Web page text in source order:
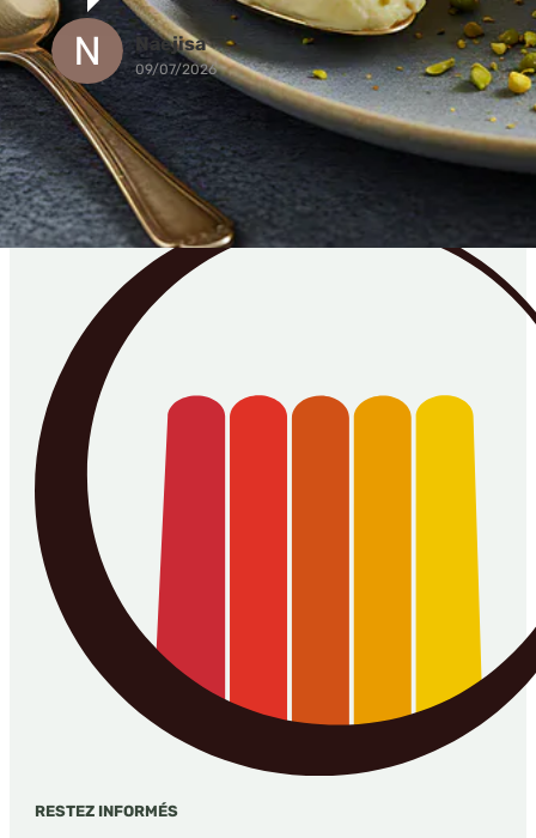
Naejisa
09/07/2026
RESTEZ INFORMÉS